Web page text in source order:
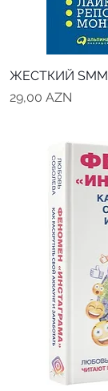
ЖЕСТКИЙ SMM
Цена
29,00 AZN